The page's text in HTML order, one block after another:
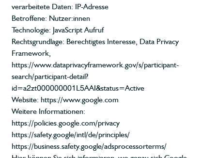
verarbeitete Daten: IP-Adresse
Betroffene: Nutzer:innen
Technologie: JavaScript Aufruf
Rechtsgrundlage: Berechtigtes Interesse, Data Privacy
Framework,
https://www.dataprivacyframework.gov/s/participant-
search/participant-detail?
id=a2zt000000001L5AAI&status=Active
Website: https://www.google.com
Weitere Informationen:
https://policies.google.com/privacy
https://safety.google/intl/de/principles/
https://business.safety.google/adsprocessorterms/